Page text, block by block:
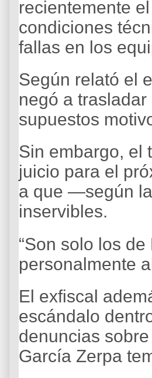
recientemente
condiciones
fallas en los
Según relató el
negó a
supuestos
Sin embargo, el
juicio para el
a que —según
inservibles.
“Son solo los
personalmente
El exfiscal
escándalo
denuncias
García Zerpa